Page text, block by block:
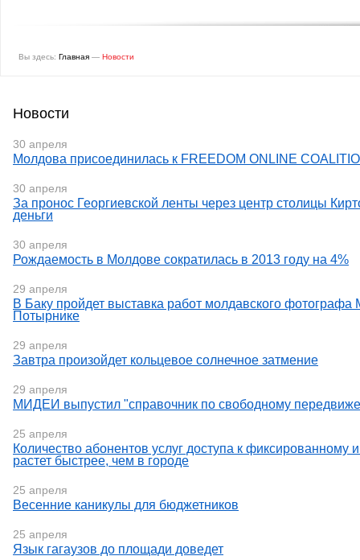
Вы здесь: Главная — Новости
Новости
30 апреля
Молдова присоединилась к FREEDOM ONLINE
30 апреля
За пронос Георгиевской ленты через центр столицы
деньги
30 апреля
Рождаемость в Молдове сократилась в 2013 году на 4%
29 апреля
В Баку пройдет выставка работ молдавского фотографа
Потырнике
29 апреля
Завтра произойдет кольцевое солнечное затмение
29 апреля
МИДЕИ выпустил "справочник по свободному
25 апреля
Количество абонентов услуг доступа к фиксированному
растет быстрее, чем в городе
25 апреля
Весенние каникулы для бюджетников
25 апреля
Язык гагаузов до площади доведет